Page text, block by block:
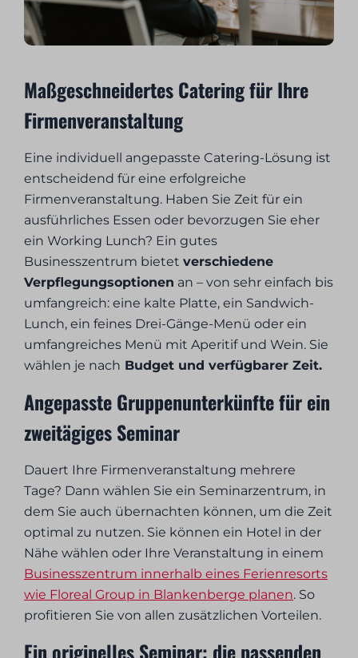
Maßgeschneidertes Catering für Ihre
Firmenveranstaltung
Eine individuell angepasste Catering-Lösung ist
entscheidend für eine erfolgreiche
Firmenveranstaltung. Haben Sie Zeit für ein
ausführliches Essen oder bevorzugen Sie eher
ein Working Lunch? Ein gutes
Businesszentrum bietetverschiedene
Verpflegungsoptionen an – von sehr einfach bis
umfangreich: eine kalte Platte, ein Sandwich-
Lunch, ein feines Drei-Gänge-Menü oder ein
umfangreiches Menü mit Aperitif und Wein. Sie
wählen je nach Budget und verfügbarer Zeit.
Angepasste Gruppenunterkünfte für ein
zweitägiges Seminar
Dauert Ihre Firmenveranstaltung mehrere
Tage? Dann wählen Sie ein Seminarzentrum, in
dem Sie auch übernachten können, um die Zeit
optimal zu nutzen. Sie können ein Hotel in der
Nähe wählen oder Ihre Veranstaltung in einem
Businesszentrum innerhalb eines Ferienresorts
wie Floreal Group in Blankenberge planen. So
profitieren Sie von allen zusätzlichen Vorteilen.
Ein originelles Seminar: die passenden